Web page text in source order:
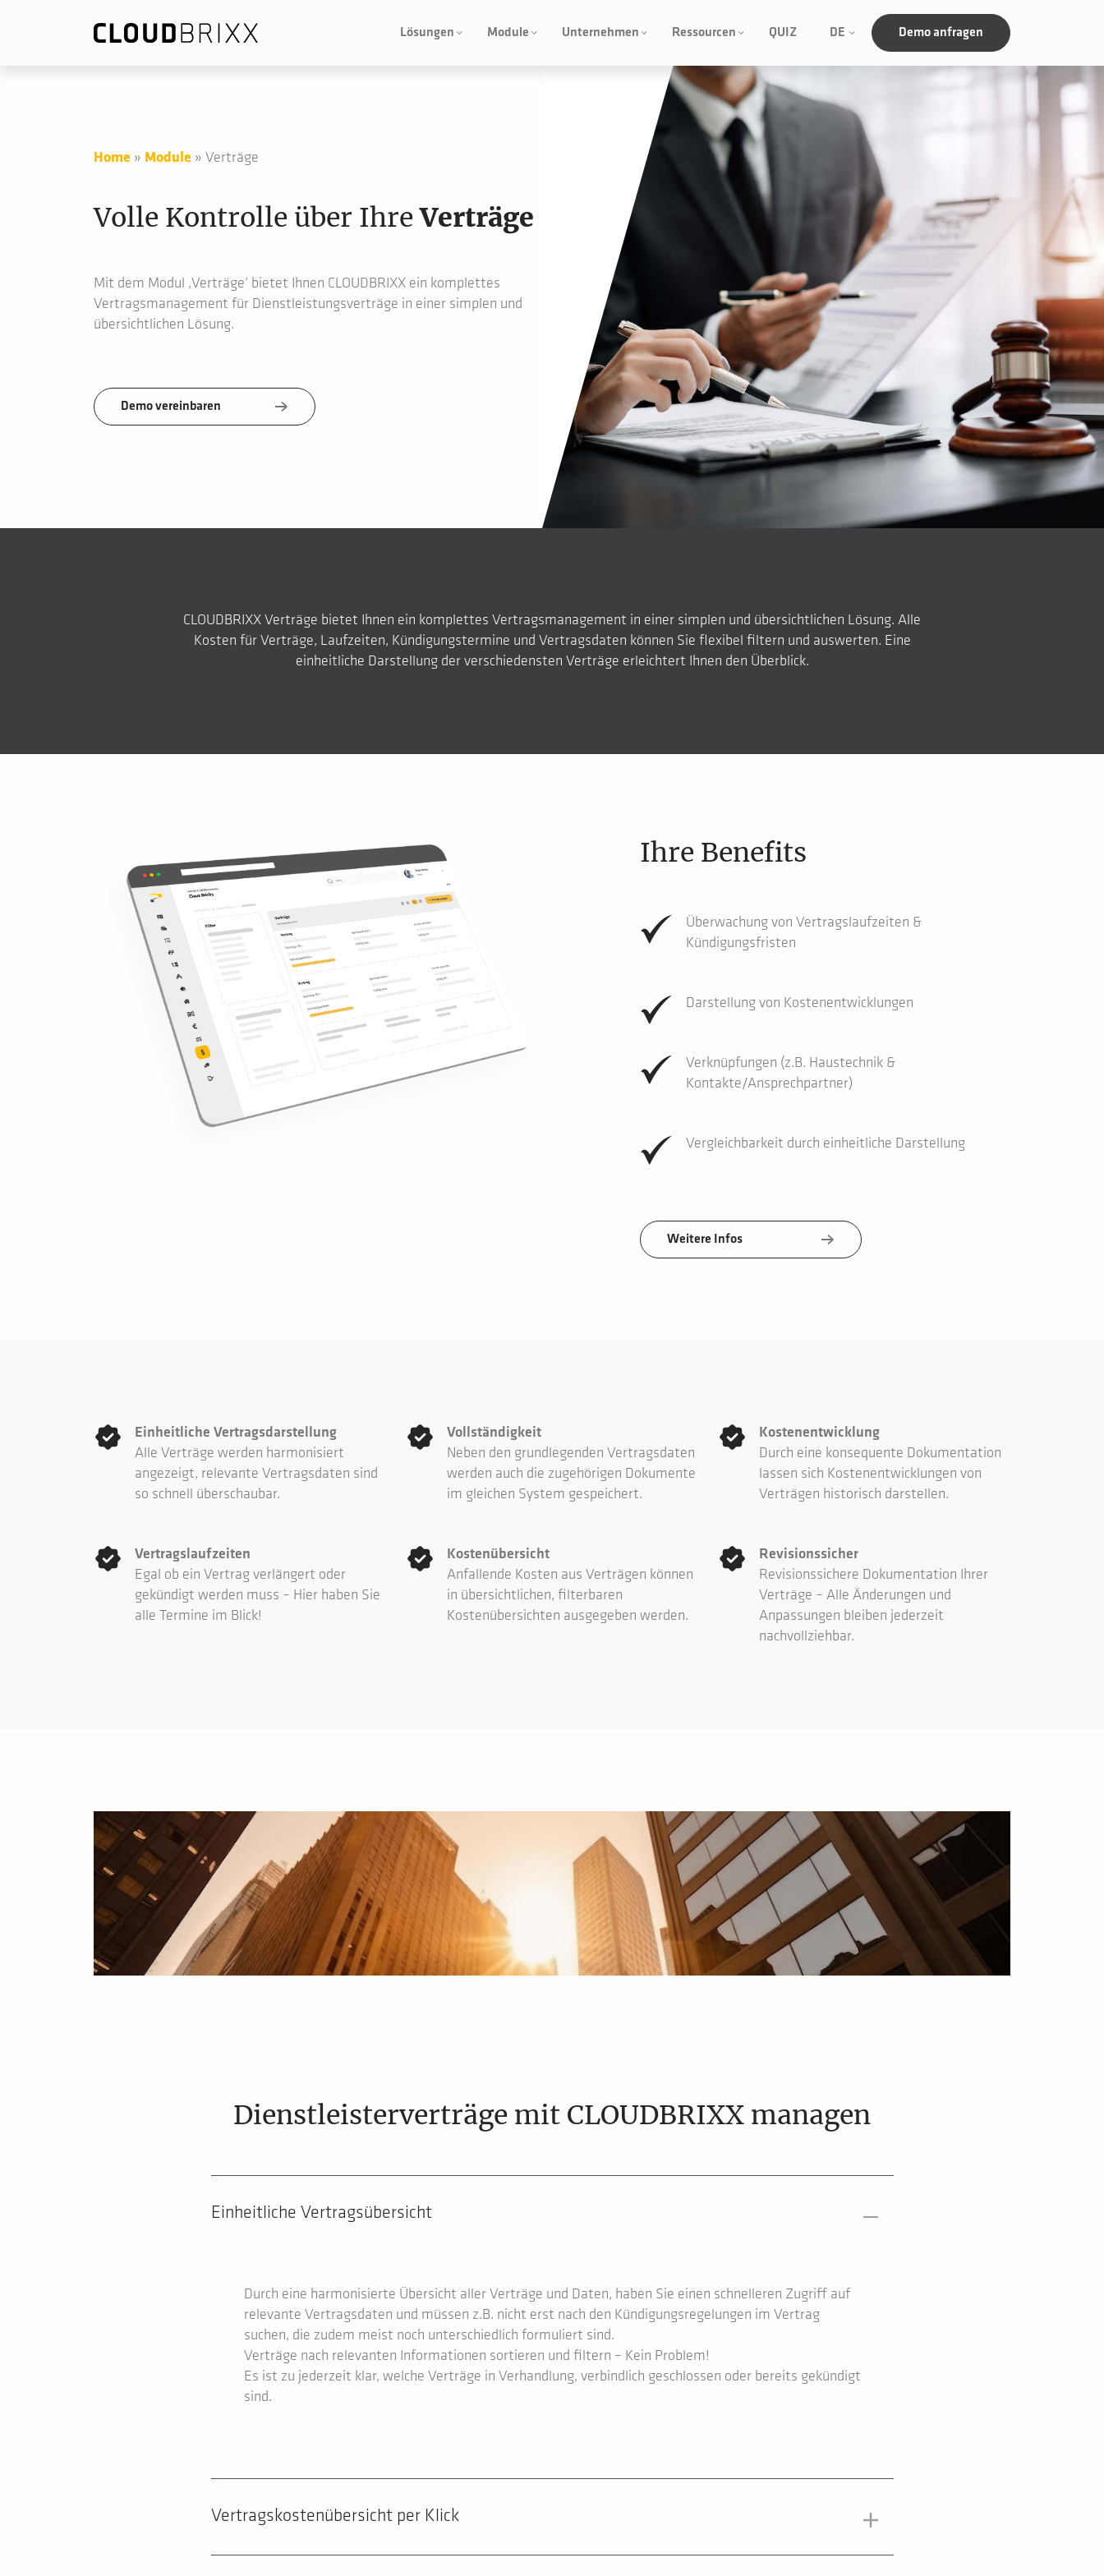
Lösungen Module Unternehmen Ressourcen QUIZ DE Demo anfragen
Home » Module » Verträge
Volle Kontrolle über IhreVerträge
Mit dem Modul ‚Verträge‘ bietet Ihnen CLOUDBRIXX ein komplettes
Vertragsmanagement für Dienstleistungsverträge in einer simplen und
übersichtlichen Lösung.
Demo vereinbaren
CLOUDBRIXX Verträge bietet Ihnen ein komplettes Vertragsmanagement in einer simplen und übersichtlichen Lösung. Alle
Kosten für Verträge, Laufzeiten, Kündigungstermine und Vertragsdaten können Sie flexibel filtern und auswerten. Eine
einheitliche Darstellung der verschiedensten Verträge erleichtert Ihnen den Überblick.
Ihre Benefits
Überwachung von Vertragslaufzeiten &
Kündigungsfristen
Darstellung von Kostenentwicklungen
Verknüpfungen (z.B. Haustechnik &
Kontakte/Ansprechpartner)
Vergleichbarkeit durch einheitliche Darstellung
Weitere Infos
Einheitliche Vertragsdarstellung
Alle Verträge werden harmonisiert
angezeigt, relevante Vertragsdaten sind
so schnell überschaubar.
Vertragslaufzeiten
Egal ob ein Vertrag verlängert oder
gekündigt werden muss – Hier haben Sie
alle Termine im Blick!
Vollständigkeit
Neben den grundlegenden Vertragsdaten
werden auch die zugehörigen Dokumente
im gleichen System gespeichert.
Kostenübersicht
Anfallende Kosten aus Verträgen können
in übersichtlichen, filterbaren
Kostenübersichten ausgegeben werden.
Kostenentwicklung
Durch eine konsequente Dokumentation
lassen sich Kostenentwicklungen von
Verträgen historisch darstellen.
Revisionssicher
Revisionssichere Dokumentation Ihrer
Verträge – Alle Änderungen und
Anpassungen bleiben jederzeit
nachvollziehbar.
Dienstleisterverträge mit CLOUDBRIXX managen
Einheitliche Vertragsübersicht
Durch eine harmonisierte Übersicht aller Verträge und Daten, haben Sie einen schnelleren Zugriff auf
relevante Vertragsdaten und müssen z.B. nicht erst nach den Kündigungsregelungen im Vertrag
suchen, die zudem meist noch unterschiedlich formuliert sind.
Verträge nach relevanten Informationen sortieren und filtern – Kein Problem!
Es ist zu jederzeit klar, welche Verträge in Verhandlung, verbindlich geschlossen oder bereits gekündigt
sind.
Vertragskostenübersicht per Klick